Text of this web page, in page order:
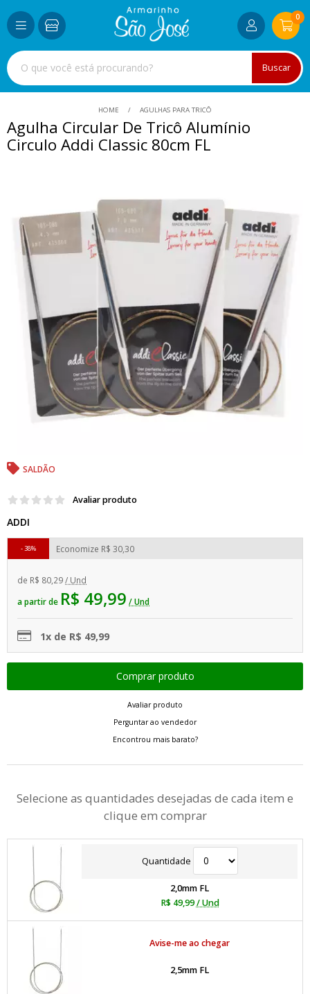
Buscar
0
HOME AGULHAS PARA TRICÔ
Agulha Circular De Tricô Alumínio
Circulo Addi Classic 80cm FL
SALDÃO
Avaliar produto
ADDI
de R$ 80,29/ Und
a partir de R$ 49,99 / Und
Economize R$ 30,30
38%
1x de R$ 49,99
Avaliar produto
Perguntar ao vendedor
Encontrou mais barato?
Selecione as quantidades desejadas de cada item e
clique em comprar
Quantidade
2,0mm FL
R$ 49,99 / Und
Avise-me ao chegar
2,5mm FL